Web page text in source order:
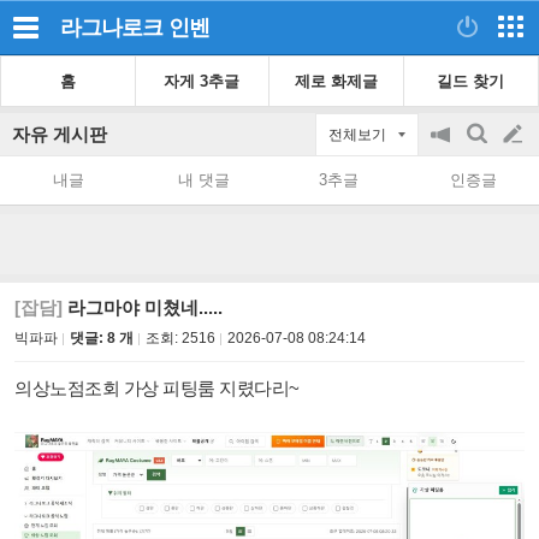
라그나로크 인벤
홈 자게 3추글 제로 화제글 길드 찾기
자유 게시판 전체보기
공
on/off
검
색
글
쓰
내글 내 댓글 3추글 인증글
[잡담] 라그마야 미쳤네.....
빅파파 댓글: 8 개 조회: 2516 2026-07-08 08:24:14
의상노점조회 가상 피팅룸 지렸다리~